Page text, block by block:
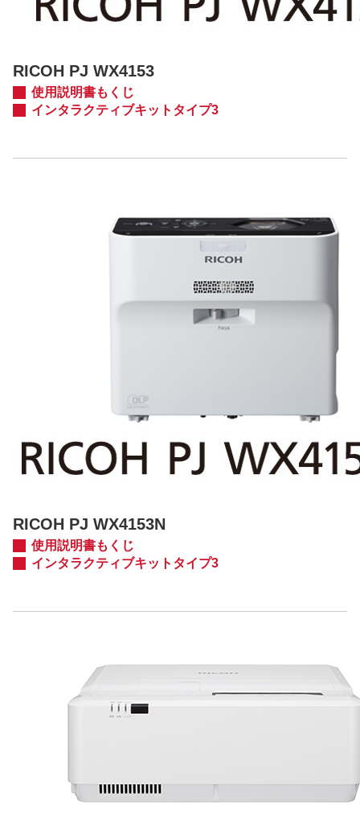
RICOH PJ WX4153
使用説明書もくじ
インタラクティブキットタイプ3
RICOH PJ WX4153N
使用説明書もくじ
インタラクティブキットタイプ3